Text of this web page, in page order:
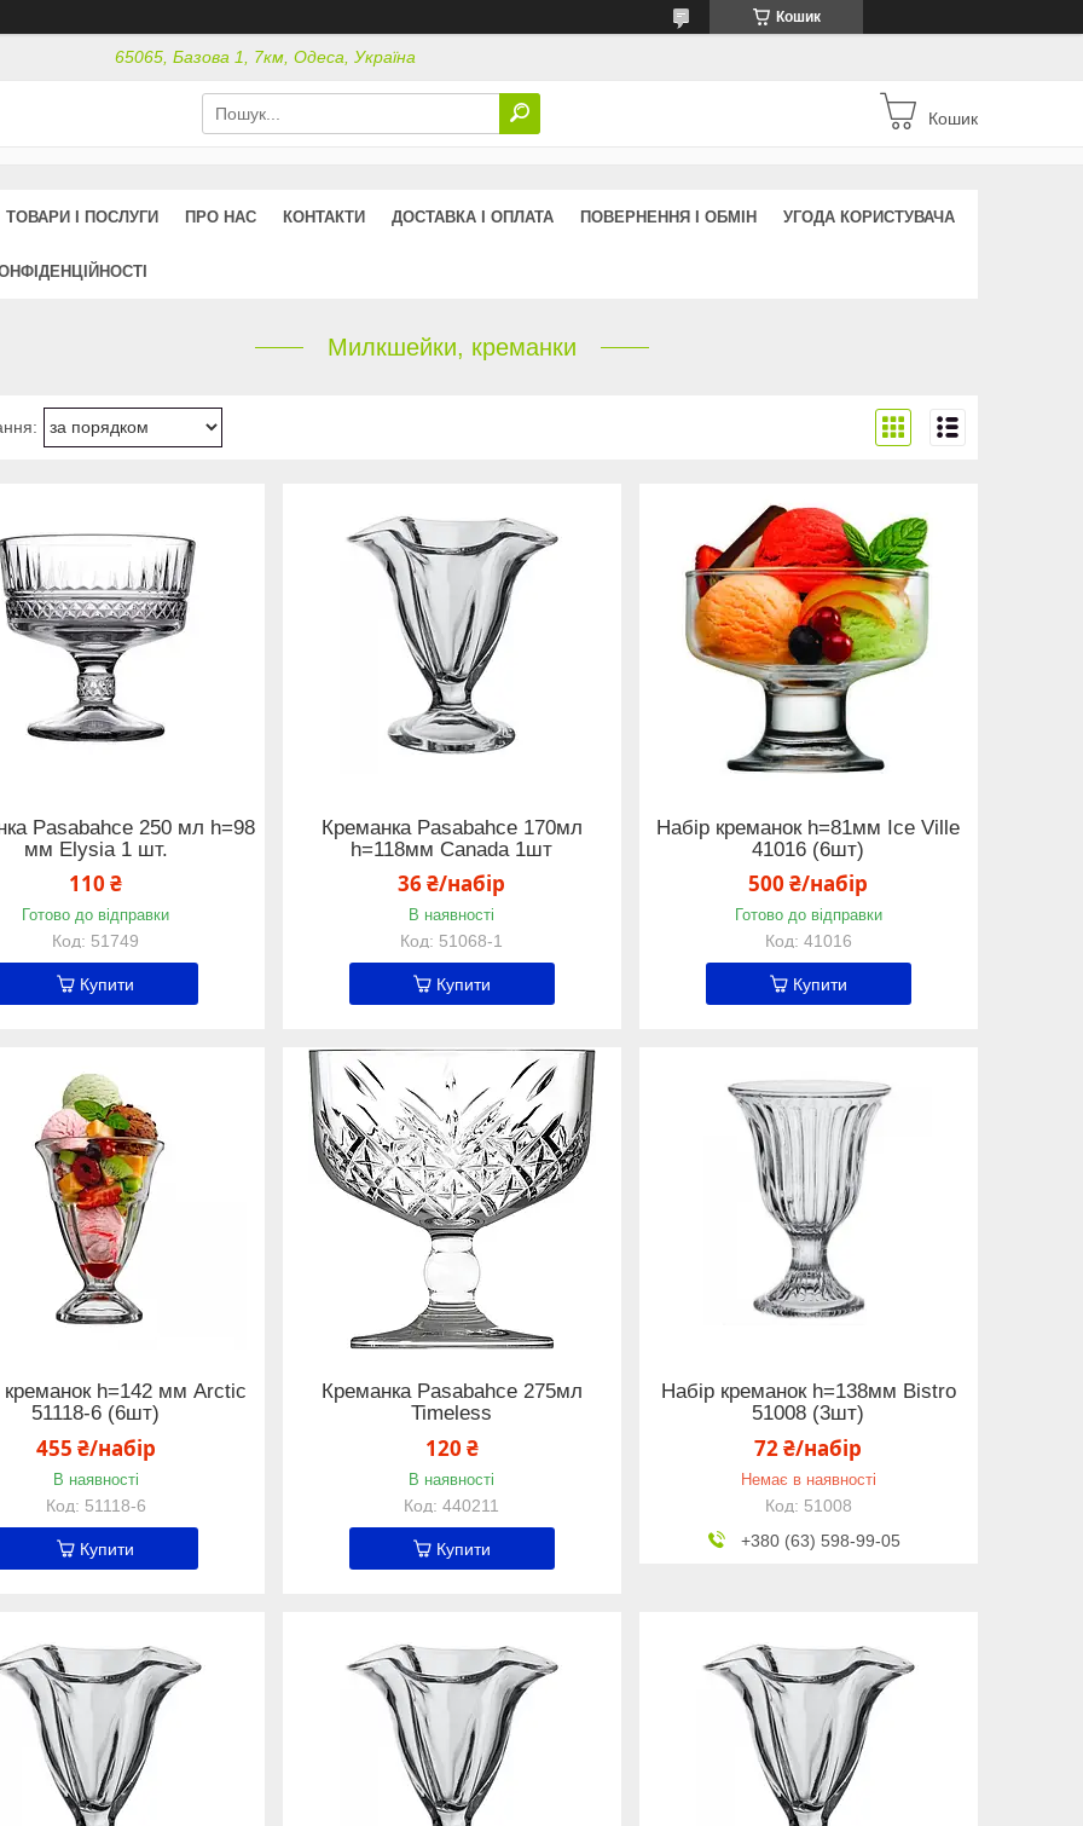
Кошик
65065, Базова 1, 7км, Одеса, Україна
Кошик
ТОВАРИ І ПОСЛУГИ ПРО НАС КОНТАКТИ ДОСТАВКА І ОПЛАТА ПОВЕРНЕННЯ І ОБМІН УГОДА КОРИСТУВАЧА
Милкшейки, креманки
Pasabahce 250 мл h=98
мм Elysia 1 шт.
110 ₴
Готово до відправки
51749
Купити
Креманка Pasabahce 170мл
h=118мм Canada 1шт
36 ₴/набір
В наявності
51068-1
Купити
Набір креманок h=81мм Ice Ville
41016 (6шт)
500 ₴/набір
Готово до відправки
41016
Купити
креманок h=142 мм Arctic
51118-6 (6шт)
455 ₴/набір
В наявності
51118-6
Купити
Креманка Pasabahce 275мл
Timeless
120 ₴
В наявності
440211
Купити
Набір креманок h=138мм Bistro
51008 (3шт)
72 ₴/набір
Немає в наявності
51008
+380 (63) 598-99-05